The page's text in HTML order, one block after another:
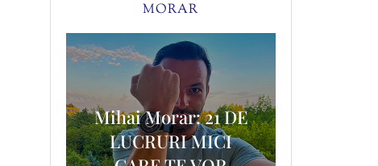
MORAR
Mihai Morar: 21 DE
LUCRURI MICI